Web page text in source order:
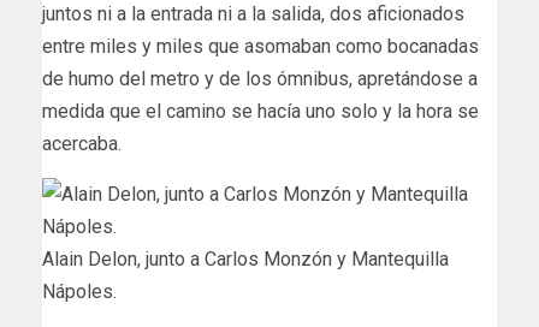
juntos ni a la entrada ni a la salida, dos aficionados
entre miles y miles que asomaban como bocanadas
de humo del metro y de los ómnibus, apretándose a
medida que el camino se hacía uno solo y la hora se
acercaba.
Alain Delon, junto a Carlos Monzón y Mantequilla
Nápoles.